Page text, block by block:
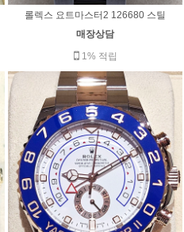
롤렉스 요트마스터2 126680 스틸
매장상담
1% 적립